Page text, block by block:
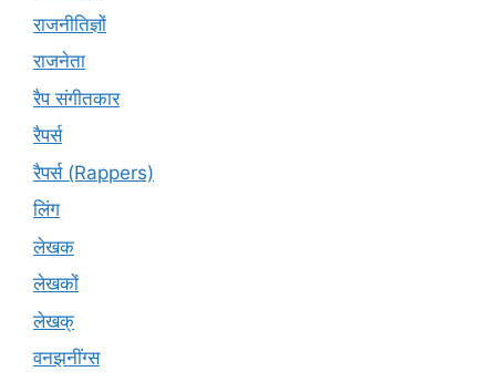
राजनीतिज्ञों
राजनेता
रैप संगीतकार
रैपर्स
रैपर्स (Rappers)
लिंग
लेखक
लेखकों
लेखक्
वनझनींग्स